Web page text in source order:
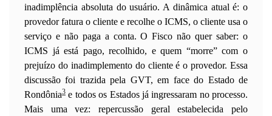
inadimplência absoluta do usuário. A dinâmica atual é: o
provedor fatura o cliente e recolhe o ICMS, o cliente usa o
serviço e não paga a conta. O Fisco não quer saber: o
ICMS já está pago, recolhido, e quem “morre” com o
prejuízo do inadimplemento do cliente é o provedor. Essa
discussão foi trazida pela GVT, em face do Estado de
Rondônia3 e todos os Estados já ingressaram no processo.
Mais uma vez: repercussão geral estabelecida pelo